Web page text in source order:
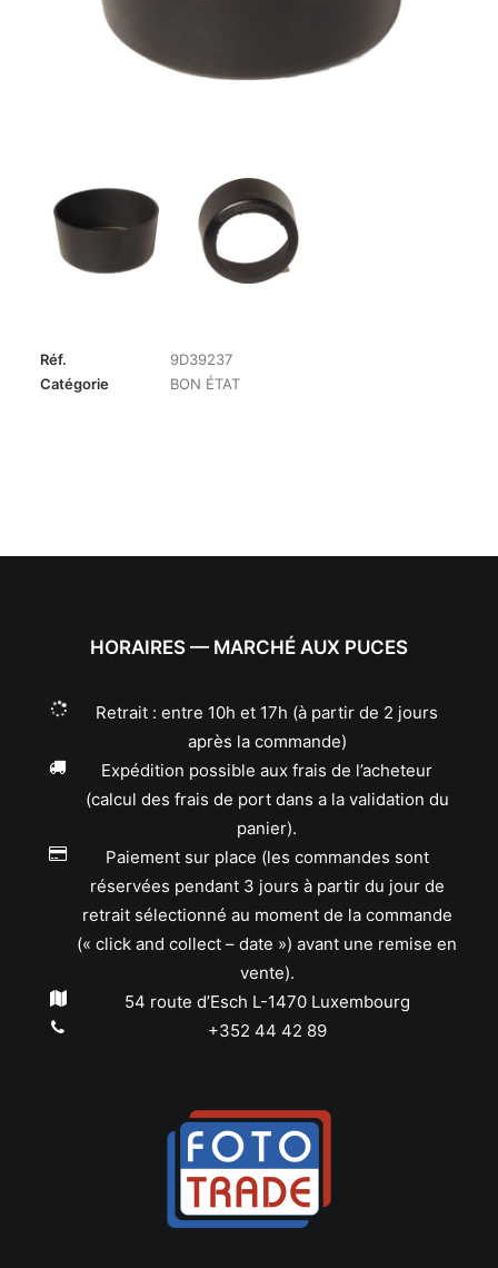
Réf.
9D39237
Catégorie
BON ÉTAT
HORAIRES — MARCHÉ AUX PUCES
Retrait : entre 10h et 17h (à partir de 2 jours
après la commande)
Expédition possible aux frais de l’acheteur
(calcul des frais de port dans a la validation du
panier).
Paiement sur place (les commandes sont
réservées pendant 3 jours à partir du jour de
retrait sélectionné au moment de la commande
(« click and collect – date ») avant une remise en
vente).
54 route d’Esch L-1470 Luxembourg
+352 44 42 89